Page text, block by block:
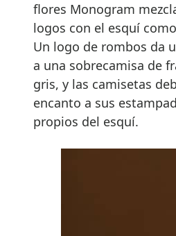
flores Monogram
logos con el esquí
Un logo de rombos da
a una sobrecamisa de
gris, y las camisetas
encanto a sus
propios del esquí.